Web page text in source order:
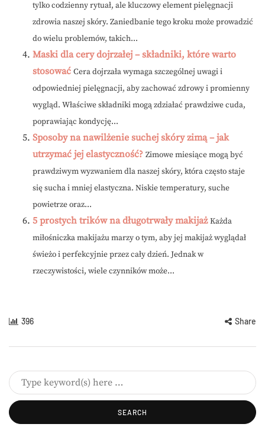
tylko codzienny rytuał, ale kluczowy element pielęgnacji
zdrowia naszej skóry. Zaniedbanie tego kroku może prowadzić
do wielu problemów, takich...
Maski dla cery dojrzałej – składniki, które warto
stosować Cera dojrzała wymaga szczególnej uwagi i
odpowiedniej pielęgnacji, aby zachować zdrowy i promienny
wygląd. Właściwe składniki mogą zdziałać prawdziwe cuda,
poprawiając kondycję...
Sposoby na nawilżenie suchej skóry zimą – jak
utrzymać jej elastyczność? Zimowe miesiące mogą być
prawdziwym wyzwaniem dla naszej skóry, która często staje
się sucha i mniej elastyczna. Niskie temperatury, suche
powietrze oraz...
5 prostych trików na długotrwały makijaż Każda
miłośniczka makijażu marzy o tym, aby jej makijaż wyglądał
świeżo i perfekcyjnie przez cały dzień. Jednak w
rzeczywistości, wiele czynników może...
396 Share